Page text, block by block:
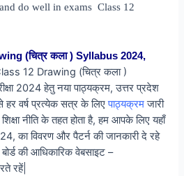
do well in exams Class 12
(चित्र कला ) Syllabus 2024,
12 Drawing (चित्र कला )
2024 हेतु नया पाठ्यक्रम, उत्तर प्रदेश
हर वर्ष प्रत्येक सत्र के लिएपाठ्यक्रमजारी
नीति के तहत होता है, हम आपके लिए यहाँ
का विवरण और पैटर्न की जानकारी दे रहे
की आधिकारिक वेबसाइट –
रहें|